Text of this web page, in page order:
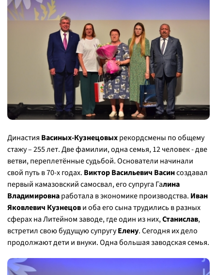
Династия Васиных-Кузнецовыхрекордсмены по общему
стажу – 255 лет. Две фамилии, одна семья, 12 человек - две
ветви, переплетённые судьбой. Основатели начинали
свой путь в 70-х годах. Виктор Васильевич Васинсоздавал
первый камазовский самосвал, его супруга Галина
Владимировнаработала в экономике производства. Иван
Яковлевич Кузнецови оба его сына трудились в разных
сферах на Литейном заводе, где один из них,Станислав,
встретил свою будущую супругуЕлену. Сегодня их дело
продолжают дети и внуки. Одна большая заводская семья.